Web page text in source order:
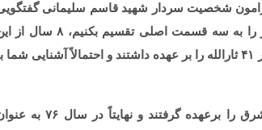
شخصیت سردار شهید قاسم سلیمانی
داشته باشیم. اگر بخواهیم دوران خدمتی ۴۰ ساله این شهید بزرگوار را به سه قسمت اصلی تقسیم بکنیم،
مدت مربوط به سال‌های دفاع مقدس است که ایشان فرماندهی لشکر ۴۱ ثارالله را بر عهده داشتند و احتمالاً آشنایی شما
بعد از آن، ایشان برای مدتی فرماندهی مقابله با اشرار در جنوب شرق را برعهده گرفتند و نهایتاً در